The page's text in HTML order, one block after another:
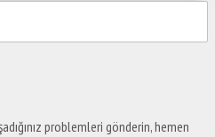
problemleri gönderin, hemen